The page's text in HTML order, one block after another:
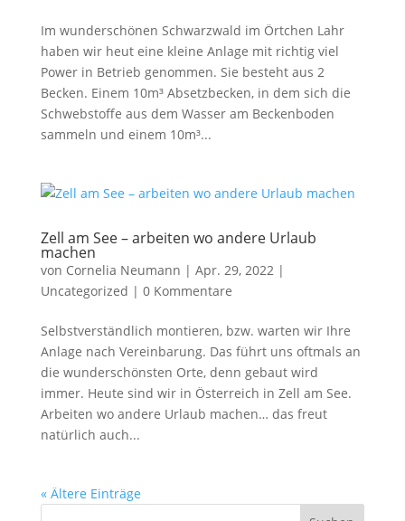
Im wunderschönen Schwarzwald im Örtchen Lahr
haben wir heut eine kleine Anlage mit richtig viel
Power in Betrieb genommen. Sie besteht aus 2
Becken. Einem 10m³ Absetzbecken, in dem sich die
Schwebstoffe aus dem Wasser am Beckenboden
sammeln und einem 10m³...
Zell am See – arbeiten wo andere Urlaub
machen
von Cornelia Neumann | Apr. 29, 2022|
Uncategorized | 0 Kommentare
Selbstverständlich montieren, bzw. warten wir Ihre
Anlage nach Vereinbarung. Das führt uns oftmals an
die wunderschönsten Orte, denn gebaut wird
immer. Heute sind wir in Österreich in Zell am See.
Arbeiten wo andere Urlaub machen… das freut
natürlich auch...
« Ältere Einträge